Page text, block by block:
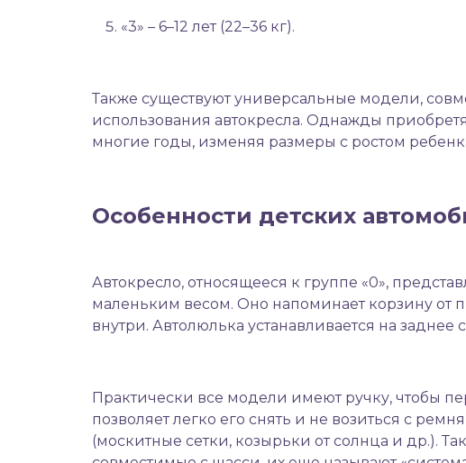
«3» – 6–12 лет (22–36 кг).
Также существуют универсальные модели,
использования автокресла. Однажды
многие годы, изменяя размеры с ростом
Особенности детских
Автокресло, относящееся к группе «0»,
маленьким весом. Оно напоминает корзину от
внутри. Автолюлька устанавливается на
Практически все модели имеют ручку, чтобы
позволяет легко его снять и не возиться с
(москитные сетки, козырьки от солнца и др.).